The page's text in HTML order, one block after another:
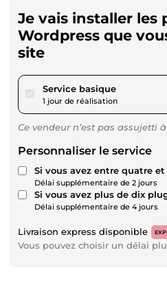
Je vais installer les
Wordpress que
site
Service basiquepour 23,12
1 jour de réalisation
Ce vendeur n’est pas assujetti
Personnaliser le service
Délai supplémentaire de 2 jours
Si vous avez plus de dix
Délai supplémentaire de 4 jours
Livraison express disponible
Vous pouvez choisir un délai